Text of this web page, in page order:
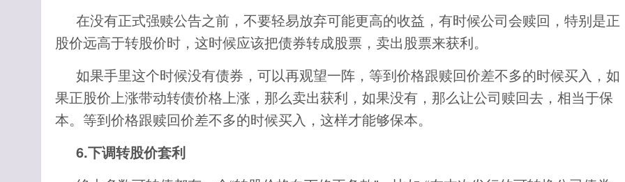
在没有正式强赎公告之前，不要轻易放弃可能更高的收益，有时候公司会赎回，特别是正
股价远高于转股价时，这时候应该把债券转成股票，卖出股票来获利。
如果手里这个时候没有债券，可以再观望一阵，等到价格跟赎回价差不多的时候买入，如
果正股价上涨带动转债价格上涨，那么卖出获利，如果没有，那么让公司赎回去，相当于保
本。等到价格跟赎回价差不多的时候买入，这样才能够保本。
6.下调转股价套利